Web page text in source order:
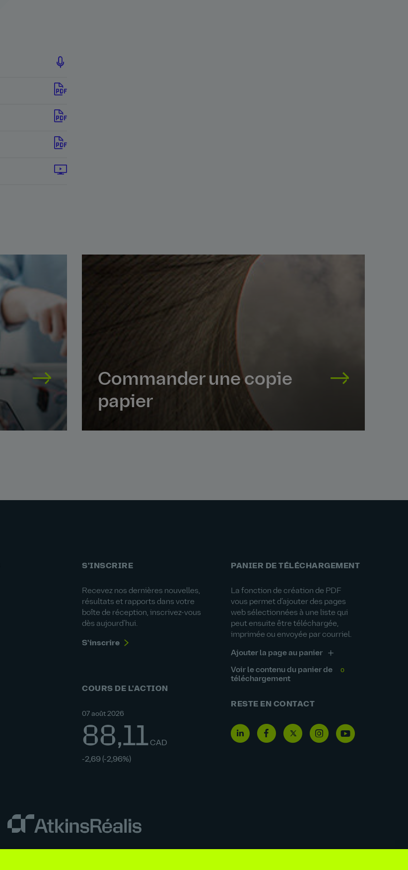
Commander une copie
papier
S'INSCRIRE
Recevez nos dernières nouvelles,
résultats et rapports dans votre
boîte de réception, inscrivez-vous
dès aujourd'hui.
S'inscrire
COURS DE L'ACTION
07 août 2026
88,11 CAD
-2,69 (-2,96%)
PANIER DE TÉLÉCHARGEMENT
La fonction de création de PDF
vous permet d’ajouter des pages
web sélectionnées à une liste qui
peut ensuite être téléchargée,
imprimée ou envoyée par courriel.
Ajouter la page au panier
Voir le contenu du panier de
téléchargement
0
RESTE EN CONTACT